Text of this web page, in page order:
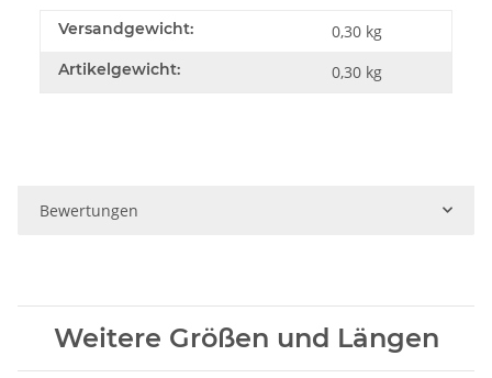
Versandgewicht: 0,30 kg
Artikelgewicht: 0,30 kg
Bewertungen
Weitere Größen und Längen